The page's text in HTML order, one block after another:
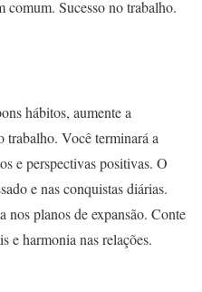
comum. Sucesso no trabalho.
hábitos, aumente a
trabalho. Você terminará a
e perspectivas positivas. O
e nas conquistas diárias.
nos planos de expansão. Conte
e harmonia nas relações.